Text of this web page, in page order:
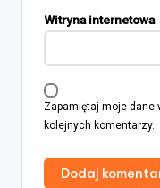
Witryna internetowa
Zapamiętaj moje dane
kolejnych komentarzy.